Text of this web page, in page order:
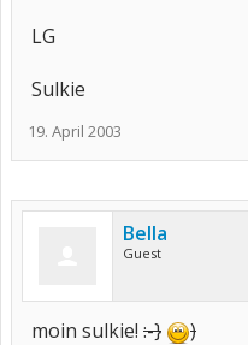
LG
Sulkie
19. April 2003
Bella
Guest
moin sulkie! :-}
)